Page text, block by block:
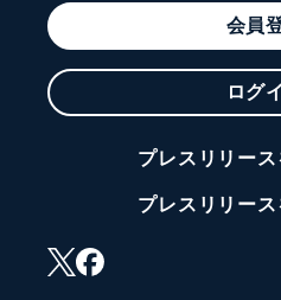
会員
ログ
プレスリリー
プレスリリー